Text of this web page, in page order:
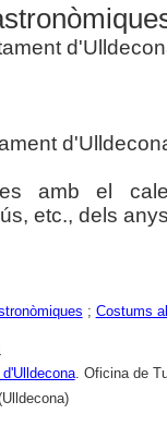
amb el
etc., dels
; Costums
. Oficina de